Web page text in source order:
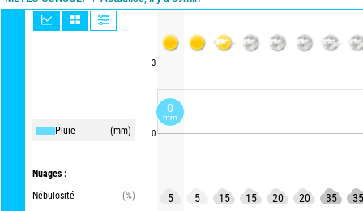
Pluie (mm)
Nuages :
Nébulosité
(%)
3
0
5 5 15 15 20 20 35 35
0
mm